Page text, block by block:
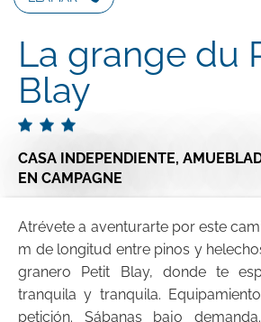
La grange du
Blay
CASA INDEPENDIENTE,
EN CAMPAGNE
Atrévete a aventurarte por este
m de longitud entre pinos y
granero Petit Blay, donde te
tranquila y tranquila.
petición. Sábanas bajo